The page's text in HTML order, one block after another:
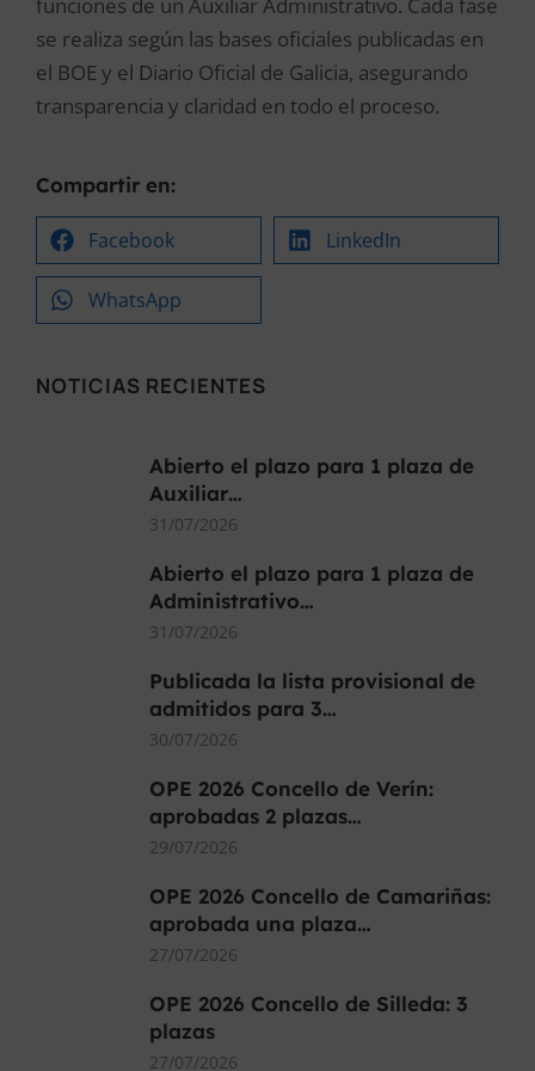
se realiza según las bases oficiales publicadas en
el BOE y el Diario Oficial de Galicia, asegurando
transparencia y claridad en todo el proceso.
Compartir en:
Facebook LinkedIn
WhatsApp
NOTICIAS RECIENTES
Abierto el plazo para 1 plaza de
Auxiliar…
31/07/2026
Abierto el plazo para 1 plaza de
Administrativo…
31/07/2026
Publicada la lista provisional de
admitidos para 3…
30/07/2026
OPE 2026 Concello de Verín:
aprobadas 2 plazas…
29/07/2026
OPE 2026 Concello de Camariñas:
aprobada una plaza…
27/07/2026
OPE 2026 Concello de Silleda: 3
plazas
27/07/2026